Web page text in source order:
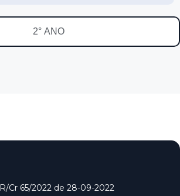
2° ANO
R/Cr 65/2022 de 28-09-2022